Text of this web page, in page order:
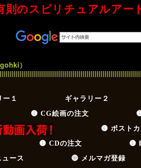
則のスピリチュアルアー
）
ー１ ギャラリー２
🟡 CG絵画の注文
🟡 ポスト
🟡 CDの注文
🟡
ュース
🔵 メルマガ登録